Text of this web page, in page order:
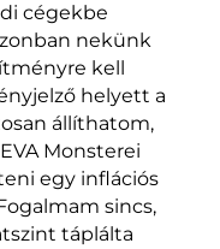
cégekbe
nekünk
kell
helyett a
állíthatom,
Monsterei
egy inflációs
sincs,
táplálta